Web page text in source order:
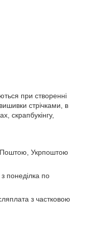
при створенні
стрічками, в
скрапбукінгу,
Поштою, Укрпоштою
понеділка по
з частковою